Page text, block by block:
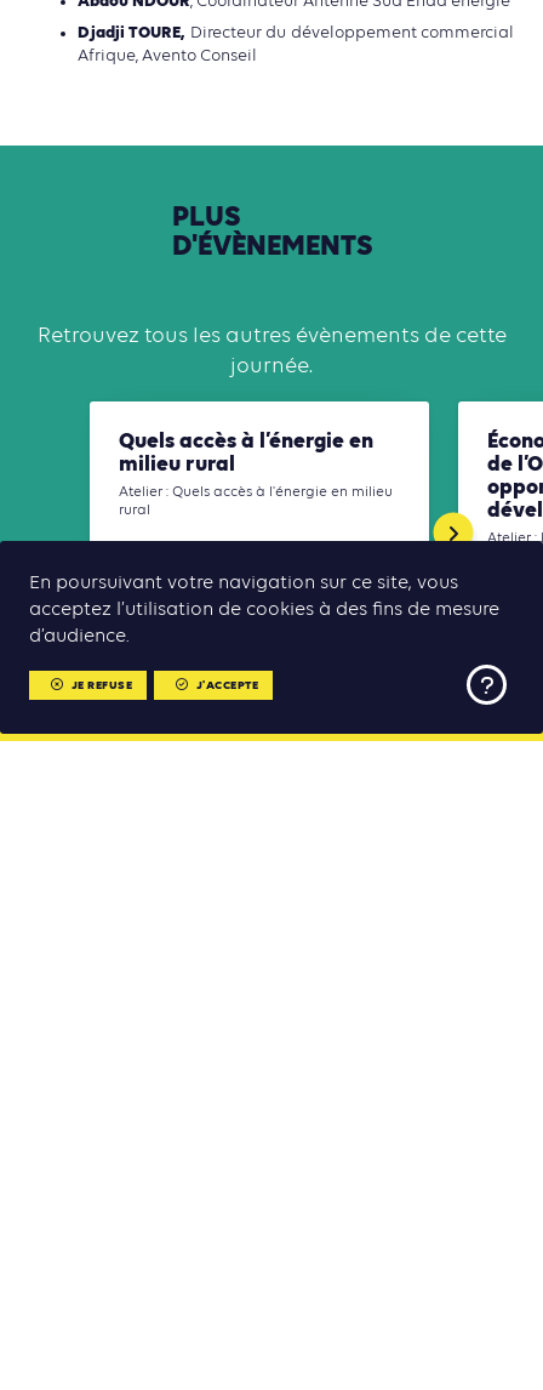
Djadji TOURE, Directeur du développement commercial
Afrique, Avento Conseil
PLUS
D'ÉVÈNEMENTS
Retrouvez tous les autres évènements de cette
journée.
Quels accès à l’énergie en
milieu rural
Atelier : Quels accès à l'énergie en milieu
rural
de
Atelier :
En poursuivant votre navigation sur ce site, vous
acceptez l’utilisation de cookies à des fins de mesure
d’audience.
JE REFUSE J'ACCEPTE